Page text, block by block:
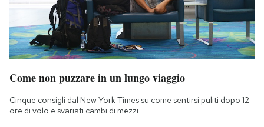
Come non puzzare in un lungo viaggio
Cinque consigli dal New York Times su come sentirsi puliti dopo 12
ore di volo e svariati cambi di mezzi